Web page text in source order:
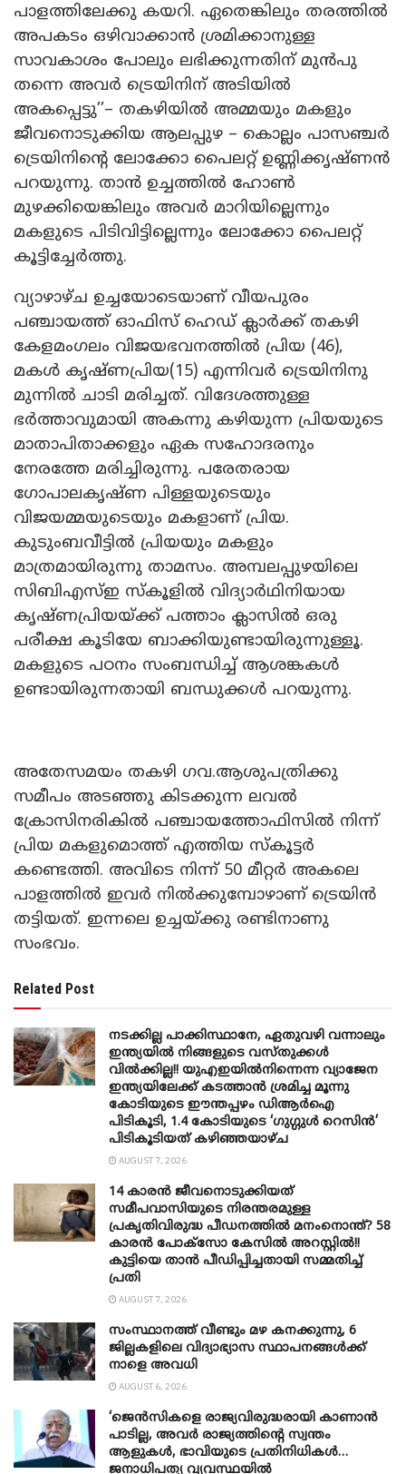
പാളത്തിലേക്കു കയറി. ഏതെങ്കിലും തരത്തിൽ
അപകടം ഒഴിവാക്കാൻ ശ്രമിക്കാനുള്ള
സാവകാശം പോലും ലഭിക്കുന്നതിന് മുൻപു
തന്നെ അവർ ട്രെയിനിന് അടിയിൽ
അകപ്പെട്ടു’’– തകഴിയിൽ അമ്മയും മകളും
ജീവനൊടുക്കിയ ആലപ്പുഴ – കൊല്ലം പാസഞ്ചർ
ട്രെയിനിന്റെ ലോക്കോ പൈലറ്റ് ഉണ്ണിക്കൃഷ്ണൻ
പറയുന്നു. താൻ ഉച്ചത്തിൽ ‌ഹോൺ
മുഴക്കിയെങ്കിലും അവർ മാറിയില്ലെന്നും
മകളുടെ പിടിവിട്ടില്ലെന്നും ലോക്കോ പൈ‌ലറ്റ്
കൂട്ടിച്ചേർത്തു.
വ്യാഴാഴ്ച ഉച്ചയോടെയാണ് വീയപുരം
പഞ്ചായത്ത് ഓഫിസ് ഹെഡ് ക്ലാർക്ക് തകഴി
കേളമംഗലം വിജയഭവനത്തിൽ പ്രിയ (46),
മകൾ കൃഷ്ണപ്രിയ(15) എന്നിവർ ട്രെയിനിനു
മുന്നിൽ ചാടി മരിച്ചത്. വിദേശത്തുള്ള
ഭർത്താവുമായി അകന്നു കഴിയുന്ന പ്രിയയുടെ
മാതാപിതാക്കളും ഏക സഹോദരനും
നേരത്തേ മരിച്ചിരുന്നു. പരേതരായ
ഗോപാലകൃഷ്ണ പിള്ളയുടെയും
വിജയമ്മയുടെയും മകളാണ് പ്രിയ.
കുടുംബവീട്ടിൽ പ്രിയയും മകളും
മാത്രമായിരുന്നു താമസം. അമ്പലപ്പുഴയിലെ
സിബിഎസ്ഇ സ്കൂളിൽ വിദ്യാർഥിനിയായ
കൃഷ്ണപ്രിയയ്ക്ക് പത്താം ക്ലാസിൽ ഒരു
പരീക്ഷ കൂടിയേ ബാക്കിയുണ്ടായിരുന്നുള്ളൂ.
മകളുടെ പഠനം സംബന്ധിച്ച് ആശങ്കകൾ
ഉണ്ടായിരുന്നതായി ബന്ധുക്കൾ പറയുന്നു.
അതേസമയം തകഴി ഗവ.ആശുപത്രിക്കു
സമീപം അടഞ്ഞു കിടക്കുന്ന ലവൽ
ക്രോസിനരികിൽ പഞ്ചായത്തോഫിസിൽ നിന്ന്
പ്രിയ മകളുമൊത്ത് എത്തിയ സ്കൂട്ടർ
കണ്ടെത്തി. അവിടെ നിന്ന് 50 മീറ്റർ അകലെ
പാളത്തിൽ ഇവർ നിൽക്കുമ്പോഴാണ് ട്രെയിൻ
തട്ടിയത്. ഇന്നലെ ഉച്ചയ്ക്കു രണ്ടിനാണു
സംഭവം.
Related Post
നടക്കില്ല പാക്കിസ്ഥാനേ, ഏതുവഴി വന്നാലും
ഇന്ത്യയിൽ നിങ്ങളുടെ വസ്തുക്കൾ
വിൽക്കില്ല!! യുഎഇയിൽനിന്നെന്ന വ്യാജേന
ഇന്ത്യയിലേക്ക് കടത്താൻ ശ്രമിച്ച മൂന്നു
കോടിയുടെ ഈന്തപ്പഴം ഡിആർഐ
പിടികൂടി, 1.4 കോടിയുടെ ‘ഗുഗ്ഗുൾ റെസിൻ’
പിടികൂടിയത് കഴിഞ്ഞയാഴ്ച
AUGUST 7, 2026
14 കാരൻ ജീവനൊടുക്കിയത്
സമീപവാസിയുടെ നിരന്തരമുള്ള
പ്രകൃതിവിരുദ്ധ പീഡനത്തിൽ മനംനൊന്ത്? 58
കാരൻ പോക്സോ കേസിൽ അറസ്റ്റിൽ!!
കുട്ടിയെ താൻ പീഡിപ്പിച്ചതായി സമ്മതിച്ച്
പ്രതി
AUGUST 7, 2026
സംസ്ഥാനത്ത് വീണ്ടും മഴ കനക്കുന്നു, 6
ജില്ലകളിലെ വിദ്യാഭ്യാസ സ്ഥാപനങ്ങൾക്ക്
നാളെ അവധി
AUGUST 6, 2026
‘ജെൻസികളെ രാജ്യവിരുദ്ധരായി കാണാൻ
പാടില്ല, അവർ രാജ്യത്തിന്റെ സ്വന്തം
ആളുകൾ, ഭാവിയുടെ പ്രതിനിധികൾ…
ജനാധിപത്യ വ്യവസ്ഥയിൽ